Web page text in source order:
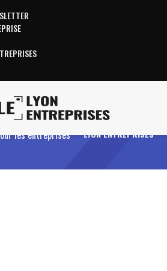
de financement :
les entreprises
TOUTE L’ACTUALITÉ
LYON ENTREPRISES